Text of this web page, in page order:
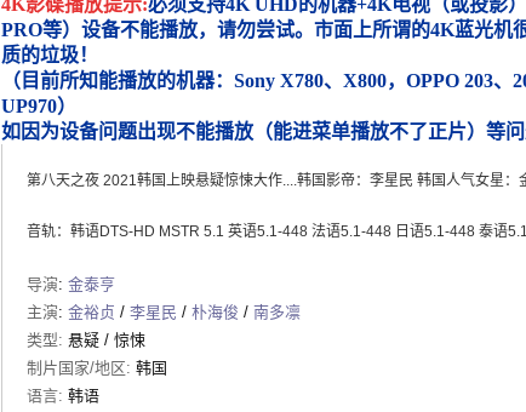
4K影碟播放提示:必须支持4K UHD的机器+4K电视（或投影
PRO等）设备不能播放，请勿尝试。市面上所谓的4K蓝光机
质的垃圾！
（目前所知能播放的机器：Sony X780、X800，OPPO 203
UP970）
如因为设备问题出现不能播放（能进菜单播放不了正片）等问
第八天之夜 2021韩国上映悬疑惊悚大作....韩国影帝：李星民 韩国人气女星：
音轨：韩语DTS-HD MSTR 5.1 英语5.1-448 法语5.1-448 日语5.1-448 泰语
导演: 金泰亨
主演: 金裕贞 / 李星民 / 朴海俊 / 南多凛
类型: 悬疑 / 惊悚
制片国家/地区: 韩国
语言: 韩语